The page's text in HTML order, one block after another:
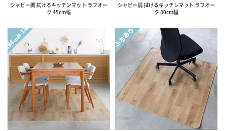
シャビー調 拭けるキッチンマット ラフオー
ク 45cm幅
シャビー調 拭けるキッチンマット ラフオー
ク 80cm幅
184cm幅
1本 ふちあり